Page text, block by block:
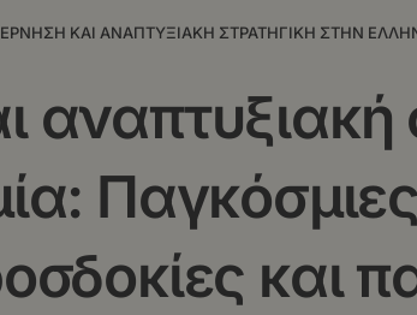
ΚΑΙ ΑΝΑΠΤΥΞΙΑΚΗ ΣΤΡΑΤΗΓΙΚΗ ΣΤΗΝ
αναπτυξιακή
και